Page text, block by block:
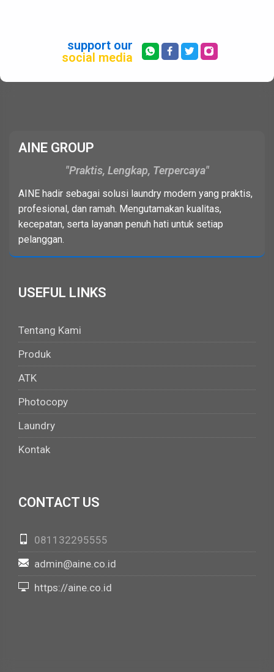
support our
social media
AINE GROUP
Praktis, Lengkap, Terpercaya
AINE hadir sebagai solusi laundry modern yang praktis,
profesional, dan ramah. Mengutamakan kualitas,
kecepatan, serta layanan penuh hati untuk setiap
pelanggan.
USEFUL LINKS
Tentang Kami
Produk
ATK
Photocopy
Laundry
Kontak
CONTACT US
081132295555
admin@aine.co.id
https://aine.co.id